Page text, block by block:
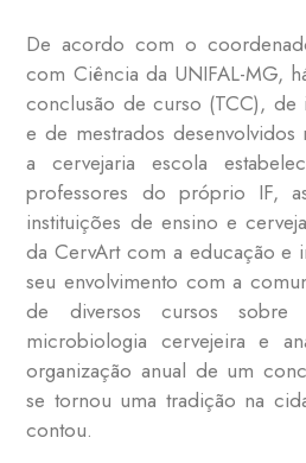
De acordo com o
com Ciência da UNIFAL-MG,
conclusão de curso (TCC), de
e de mestrados
a cervejaria escola
professores do próprio IF,
instituições de ensino e
da CervArt com a educação e
seu envolvimento com a
de diversos cursos sobre
microbiologia cervejeira e
organização anual de um
se tornou uma tradição na
contou.